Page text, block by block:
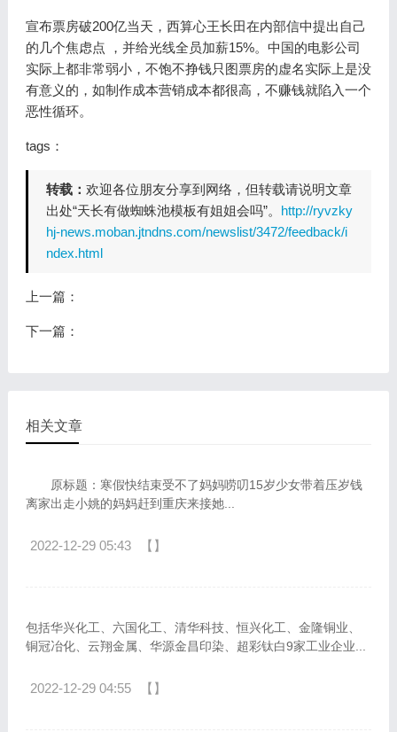
宣布票房破200亿当天，西算心王长田在内部信中提出自己
的几个焦虑点 ，并给光线全员加薪15%。中国的电影公司
实际上都非常弱小，不饱不挣钱只图票房的虚名实际上是没
有意义的，如制作成本营销成本都很高，不赚钱就陷入一个
恶性循环。
tags：
转载： 欢迎各位朋友分享到网络，但转载请说明文章
出处“天长有做蜘蛛池模板有姐姐会吗”。 http://ryvzky
hj-news.moban.jtndns.com/newslist/3472/feedback/i
ndex.html
上一篇：
下一篇：
相关文章
原标题：寒假快结束受不了妈妈唠叨15岁少女带着压岁钱
离家出走小姚的妈妈赶到重庆来接她...
2022-12-29 05:43 【】
包括华兴化工、六国化工、清华科技、恒兴化工、金隆铜业、
铜冠冶化、云翔金属、华源金昌印染、超彩钛白9家工业企业...
2022-12-29 04:55 【】